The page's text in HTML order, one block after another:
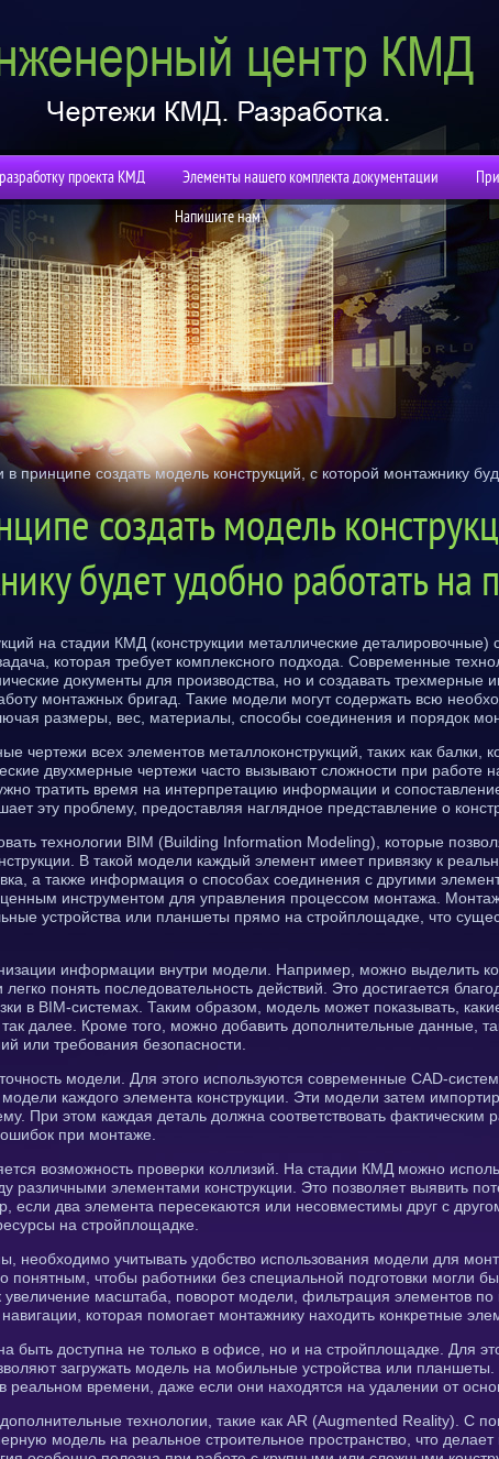
проекта КМД Элементы нашего комплекта документации
Напишите нам
принципе создать модель конструкций, с которой монтажнику
создать модель
будет удобно работать на
на стадии КМД (конструкции металлические деталировочные)
которая требует комплексного подхода. Современные
документы для производства, но и создавать
монтажных бригад. Такие модели могут содержать всю
размеры, вес, материалы, способы соединения и порядок
чертежи всех элементов металлоконструкций, таких как
двухмерные чертежи часто вызывают сложности при работе
тратить время на интерпретацию информации и
эту проблему, предоставляя наглядное представление о
технологии BIM (Building Information Modeling), которые
В такой модели каждый элемент имеет привязку к
а также информация о способах соединения с другими
инструментом для управления процессом монтажа.
устройства или планшеты прямо на стройплощадке, что
информации внутри модели. Например, можно выделить
понять последовательность действий. Это достигается
в BIM-системах. Таким образом, модель может показывать,
далее. Кроме того, можно добавить дополнительные данные,
или требования безопасности.
модели. Для этого используются современные CAD-
каждого элемента конструкции. Эти модели затем
При этом каждая деталь должна соответствовать фактическим
при монтаже.
возможность проверки коллизий. На стадии КМД можно
различными элементами конструкции. Это позволяет выявить
два элемента пересекаются или несовместимы друг с
на стройплощадке.
необходимо учитывать удобство использования модели для
понятным, чтобы работники без специальной подготовки могли
увеличение масштаба, поворот модели, фильтрация элементов по
которая помогает монтажнику находить конкретные
быть доступна не только в офисе, но и на стройплощадке. Для
загружать модель на мобильные устройства или
реальном времени, даже если они находятся на удалении от
технологии, такие как AR (Augmented Reality). С
модель на реальное строительное пространство, что делает